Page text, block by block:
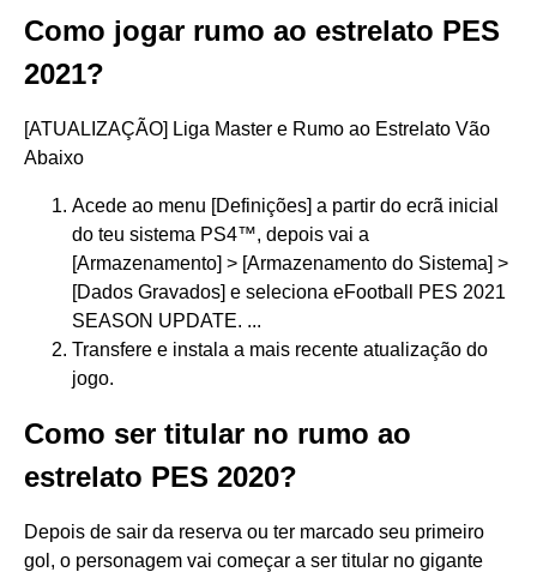
Como jogar rumo ao estrelato PES
2021?
[ATUALIZAÇÃO] Liga Master e Rumo ao Estrelato Vão
Abaixo
Acede ao menu [Definições] a partir do ecrã inicial
do teu sistema PS4™, depois vai a
[Armazenamento] > [Armazenamento do Sistema] >
[Dados Gravados] e seleciona eFootball PES 2021
SEASON UPDATE. ...
Transfere e instala a mais recente atualização do
jogo.
Como ser titular no rumo ao
estrelato PES 2020?
Depois de sair da reserva ou ter marcado seu primeiro
gol, o personagem vai começar a ser titular no gigante